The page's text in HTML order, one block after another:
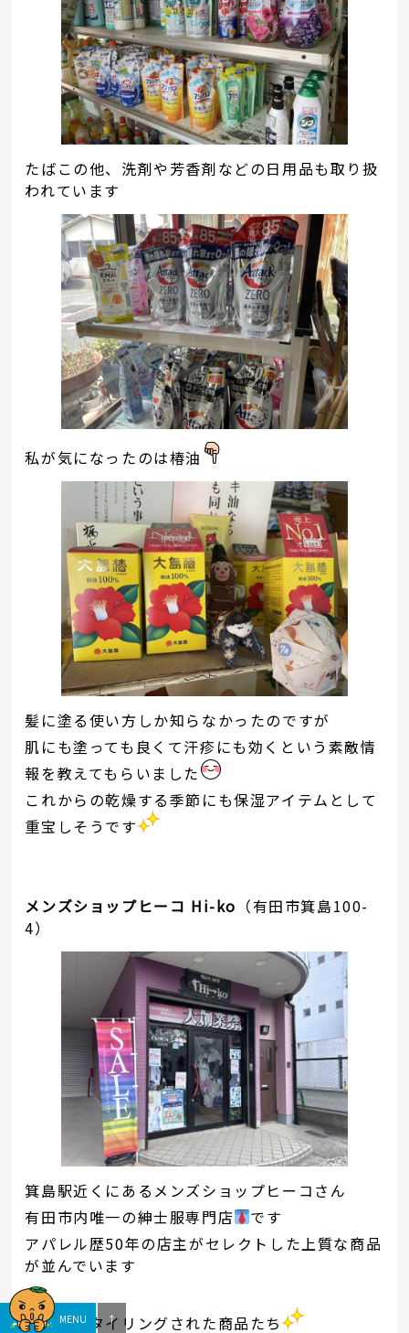
たばこの他、洗剤や芳香剤などの日用品も取り扱
われています
私が気になったのは椿油
髪に塗る使い方しか知らなかったのですが
肌にも塗っても良くて汗疹にも効くという素敵情
報を教えてもらいました
これからの乾燥する季節にも保湿アイテムとして
重宝しそうです
メンズショップヒーコ Hi-ko （有田市箕島100-
4）
箕島駅近くにあるメンズショップヒーコさん
有田市内唯一の紳士服専門店
です
アパレル歴50年の店主がセレクトした上質な商品
が並んでいます
素敵にスタイリングされた商品たち
MENU ↑